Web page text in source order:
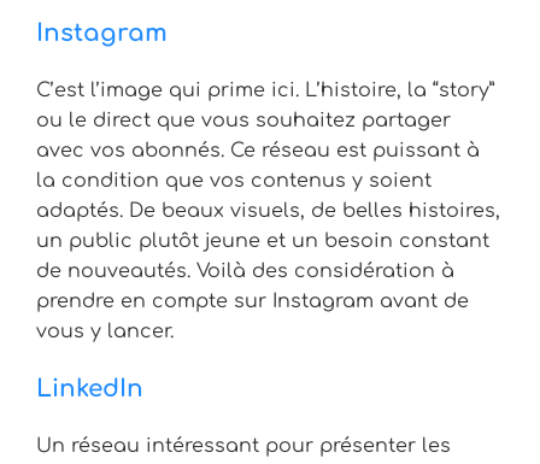
Instagram
C’est l’image qui prime ici. L’histoire, la “story”
ou le direct que vous souhaitez partager
avec vos abonnés. Ce réseau est puissant à
la condition que vos contenus y soient
adaptés. De beaux visuels, de belles histoires,
un public plutôt jeune et un besoin constant
de nouveautés. Voilà des considération à
prendre en compte sur Instagram avant de
vous y lancer.
LinkedIn
Un réseau intéressant pour présenter les